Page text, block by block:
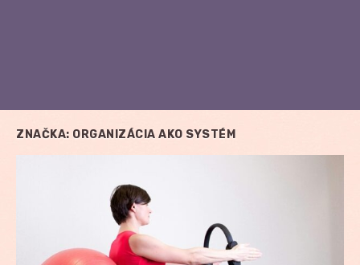
ZNAČKA: ORGANIZÁCIA AKO SYSTÉM